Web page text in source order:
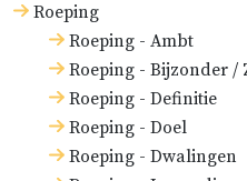
Roeping
Roeping - Ambt
Roeping - Bijzonder /
Roeping - Definitie
Roeping - Doel
Roeping - Dwalingen